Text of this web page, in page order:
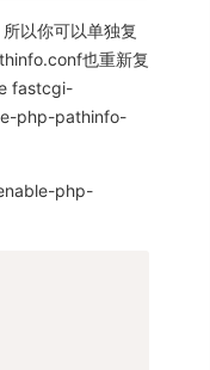
以你可以单独复
也重新复
fastcgi-
php-pathinfo-
php-